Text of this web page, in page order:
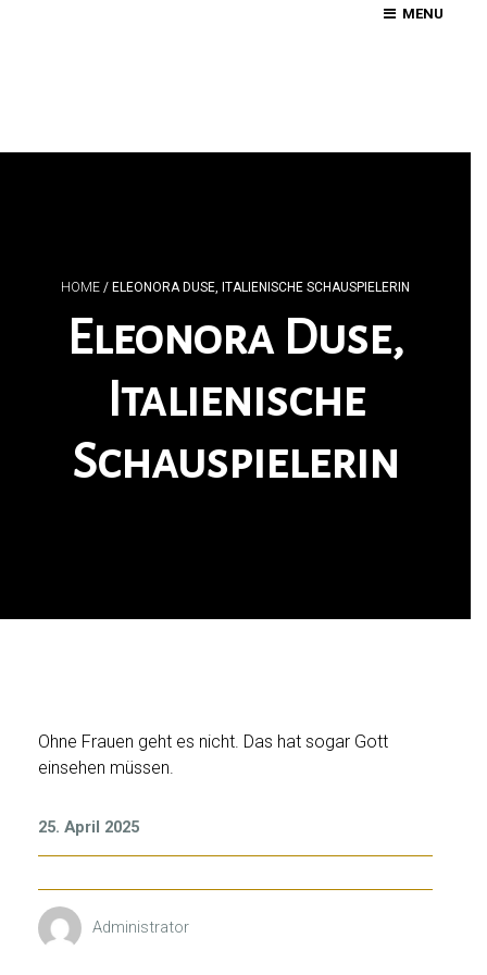
MENU
HOME / ELEONORA DUSE, ITALIENISCHE SCHAUSPIELERIN
Eleonora Duse,
Italienische
Schauspielerin
E
L
O
N
O
R
A
Ohne Frauen geht es nicht. Das hat sogar Gott
einsehen müssen.
25. April 2025
Administrator